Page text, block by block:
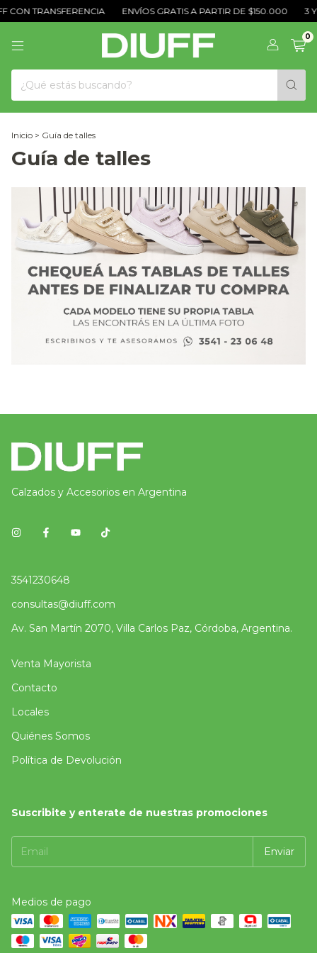
CON TRANSFERENCIA ENVÍOS GRATIS A PARTIR DE $150.000 3
0
Inicio > Guía de talles
Guía de talles
Calzados y Accesorios en Argentina
3541230648
consultas@diuff.com
Av. San Martín 2070, Villa Carlos Paz, Córdoba, Argentina.
Venta Mayorista
Contacto
Locales
Quiénes Somos
Política de Devolución
Suscribite y enterate de nuestras promociones
Medios de pago